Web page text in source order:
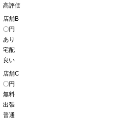
高評価
店舗B
〇円
あり
宅配
良い
店舗C
〇円
無料
出張
普通